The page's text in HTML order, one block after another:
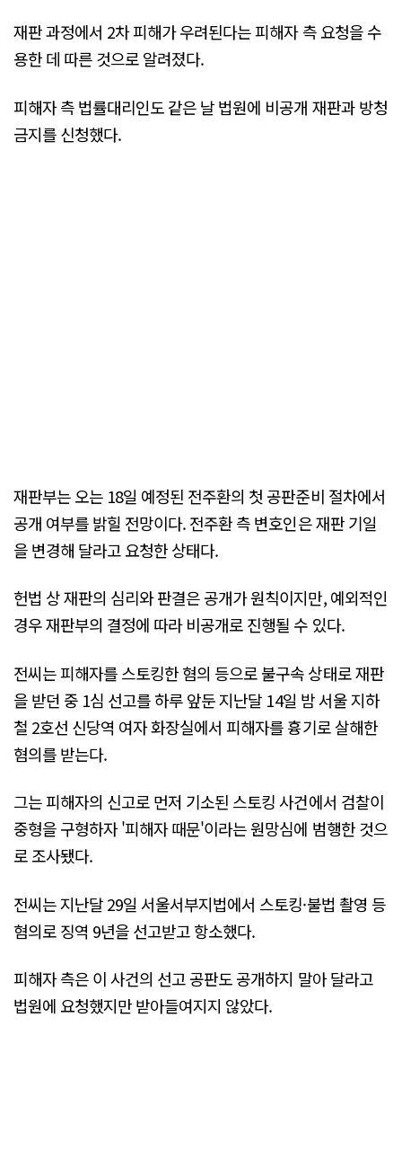
재판 과정에서 2차 피해가 우려된다는 피해자 측 요청을 수
용한 데 따른 것으로 알려졌다.
피해자 측 법률대리인도 같은 날 법원에 비공개 재판과 방청
금지를 신청했다.
재판부는 오는 18일 예정된 전주환의 첫 공판준비 절차에서
공개 여부를 밝힐 전망이다. 전주환 측 변호인은 재판 기일
을 변경해 달라고 요청한 상태다.
헌법 상 재판의 심리와 판결은 공개가 원칙이지만, 예외적인
경우 재판부의 결정에 따라 비공개로 진행될 수 있다.
전씨는 피해자를 스토킹한 혐의 등으로 불구속 상태로 재판
을 받던 중 1심 선고를 하루 앞둔 지난달 14일 밤 서울 지하
철 2호선 신당역 여자 화장실에서 피해자를 흉기로 살해한
혐의를 받는다.
그는 피해자의 신고로 먼저 기소된 스토킹 사건에서 검찰이
중형을 구형하자 '피해자 때문'이라는 원망심에 범행한 것으
로 조사됐다.
전씨는 지난달 29일 서울서부지법에서 스토킹·불법 촬영 등
혐의로 징역 9년을 선고받고 항소했다.
피해자 측은 이 사건의 선고 공판도 공개하지 말아 달라고
법원에 요청했지만 받아들여지지 않았다.